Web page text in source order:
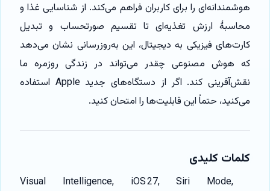
هوشمندانه‌ای را برای کاربران فراهم می‌کند. از شناسایی غذا و
محاسبهٔ ارزش تغذیه‌ای تا تقسیم صورتحساب و تبدیل
کارت‌های فیزیکی به دیجیتال، این به‌روزرسانی نشان می‌دهد
که هوش مصنوعی چقدر می‌تواند در زندگی روزمره ما
نقش‌آفرینی کند. اگر از دستگاه‌های جدید Apple استفاده
می‌کنید، حتماً این قابلیت‌ها را امتحان کنید.
کلمات کلیدی
Visual Intelligence, iOS 27, Siri Mode,